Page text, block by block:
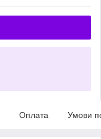
Оплата Умови